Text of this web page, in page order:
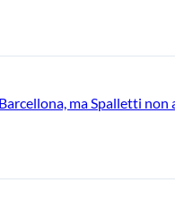
ma Spalletti non